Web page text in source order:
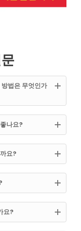
법은 무엇인가
나요?
요?
요?